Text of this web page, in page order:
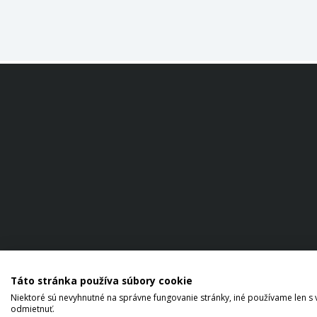
Táto stránka používa súbory cookie
Niektoré sú nevyhnutné na správne fungovanie stránky, iné používame len
odmietnuť.